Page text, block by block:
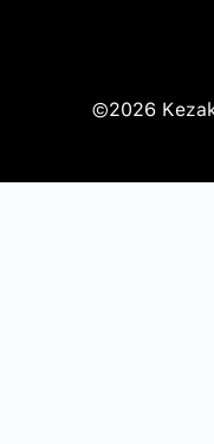
©2026